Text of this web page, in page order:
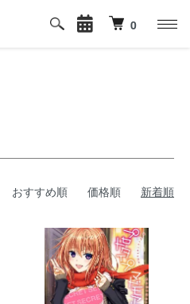
0
おすすめ順 価格順 新着順